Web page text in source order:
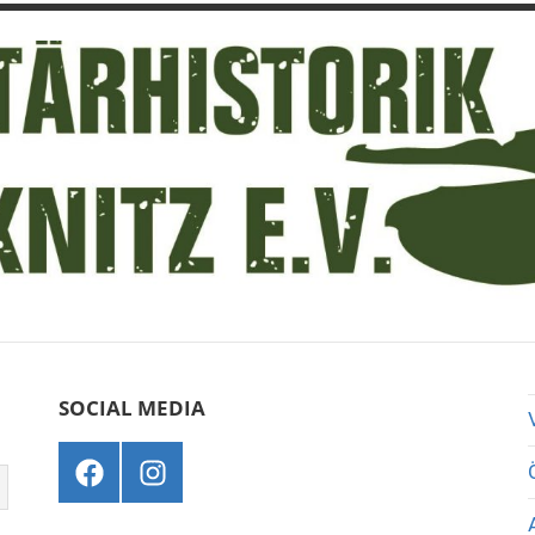
SOCIAL MEDIA
MenüeintragMenüeintrag